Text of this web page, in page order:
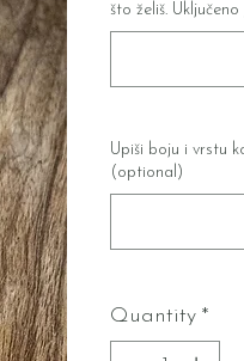
što želiš.
Upiši boju i vrstu
(optional)
Quantity *